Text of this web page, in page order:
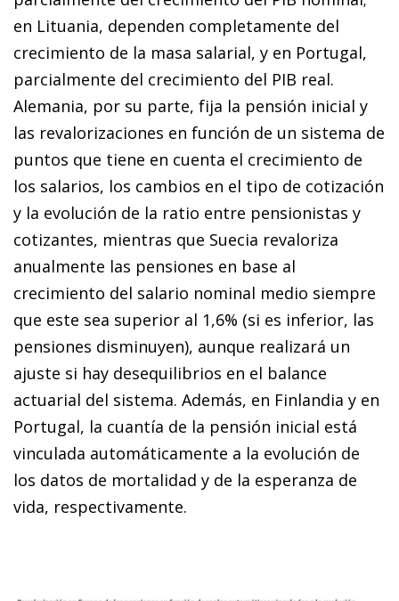
en Lituania, dependen completamente del
crecimiento de la masa salarial, y en Portugal,
parcialmente del crecimiento del PIB real.
Alemania, por su parte, fija la pensión inicial y
las revalorizaciones en función de un sistema de
puntos que tiene en cuenta el crecimiento de
los salarios, los cambios en el tipo de cotización
y la evolución de la ratio entre pensionistas y
cotizantes, mientras que Suecia revaloriza
anualmente las pensiones en base al
crecimiento del salario nominal medio siempre
que este sea superior al 1,6% (si es inferior, las
pensiones disminuyen), aunque realizará un
ajuste si hay desequilibrios en el balance
actuarial del sistema. Además, en Finlandia y en
Portugal, la cuantía de la pensión inicial está
vinculada automáticamente a la evolución de
los datos de mortalidad y de la esperanza de
vida, respectivamente.